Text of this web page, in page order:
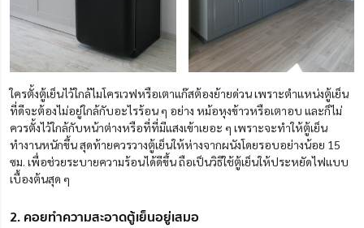
ใครตั้งตู้เย็นไว้ใกล้ไมโครเวฟหรือเตาแก๊สต้องย้ายด่วน เพราะตำแหน่งตู้เย็น
ที่ดีจะต้องไม่อยู่ใกล้กับอะไรร้อน ๆ อย่าง หม้อหุงข้าวหรือเตาอบ และก็ไม่
ควรตั้งไว้ใกล้กับหน้าต่างหรือที่ที่มีแสงเข้าเยอะ ๆ เพราะจะทำให้ตู้เย็น
ทำงานหนักขึ้น สุดท้ายควรวางตู้เย็นให้ห่างจากผนังโดยรอบอย่างน้อย 15
ซม. เพื่อช่วยระบายความร้อนได้ดีขึ้น ถือเป็นวิธีใช้ตู้เย็นให้ประหยัดไฟแบบ
เบื้องต้นสุด ๆ
2. คอยทำความสะอาดตู้เย็นอยู่เสมอ